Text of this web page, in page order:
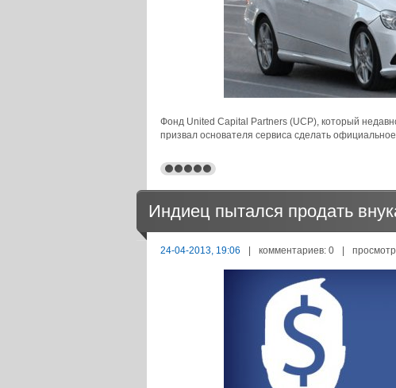
Фонд United Capital Partners (UCP), который
призвал основателя сервиса сделать
Индиец пытался продать
24-04-2013, 19:06 | комментариев: 0 |